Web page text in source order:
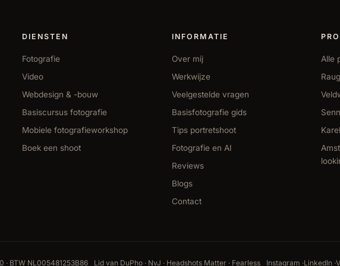
DIENSTEN
Fotografie
Video
Webdesign & -bouw
Basiscursus fotografie
Mobiele fotografieworkshop
Boek een shoot
INFORMATIE
Over mij
Werkwijze
Veelgestelde vragen
Basisfotografie gids
Tips portretshoot
Fotografie en AI
Reviews
Blogs
Contact
Alle
· BTW NL005481253B86 Lid van DuPho · NvJ · Headshots Matter · Fearless Instagram ·LinkedIn ·